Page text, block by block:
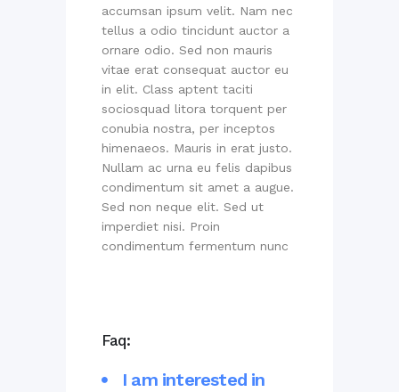
accumsan ipsum velit. Nam nec
tellus a odio tincidunt auctor a
ornare odio. Sed non mauris
vitae erat consequat auctor eu
in elit. Class aptent taciti
sociosquad litora torquent per
conubia nostra, per inceptos
himenaeos. Mauris in erat justo.
Nullam ac urna eu felis dapibus
condimentum sit amet a augue.
Sed non neque elit. Sed ut
imperdiet nisi. Proin
condimentum fermentum nunc
Faq:
I am interested in